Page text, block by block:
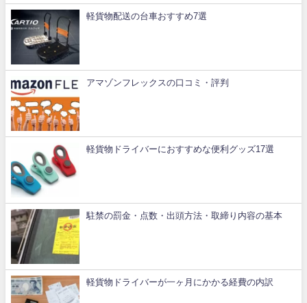
軽貨物配送の台車おすすめ7選
アマゾンフレックスの口コミ・評判
軽貨物ドライバーにおすすめな便利グッズ17選
駐禁の罰金・点数・出頭方法・取締り内容の基本
軽貨物ドライバーが一ヶ月にかかる経費の内訳